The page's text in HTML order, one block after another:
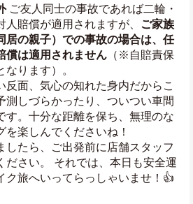
ご友人同士の事故であれば二輪・
人賠償が適用されますが、 ご家族
居の親子）での事故の場合は、任
償は適用されません （※自賠責保
なります）。
反面、気心の知れた身内だからこ
測しづらかったり、ついつい車間
す。十分な距離を保ち、無理のな
楽しんでくださいね！
したら、ご出発前に店舗スタッフ
ださい。 それでは、本日も安全運
ク旅へいってらっしゃいませ！👍